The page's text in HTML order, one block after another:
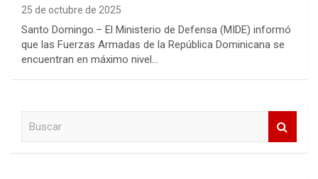
25 de octubre de 2025
Santo Domingo.– El Ministerio de Defensa (MIDE) informó
que las Fuerzas Armadas de la República Dominicana se
encuentran en máximo nivel…